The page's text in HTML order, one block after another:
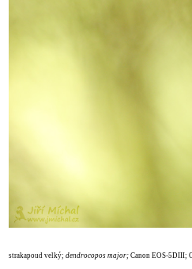
strakapoud velký; dendrocopos major; Canon EOS-5DIII;